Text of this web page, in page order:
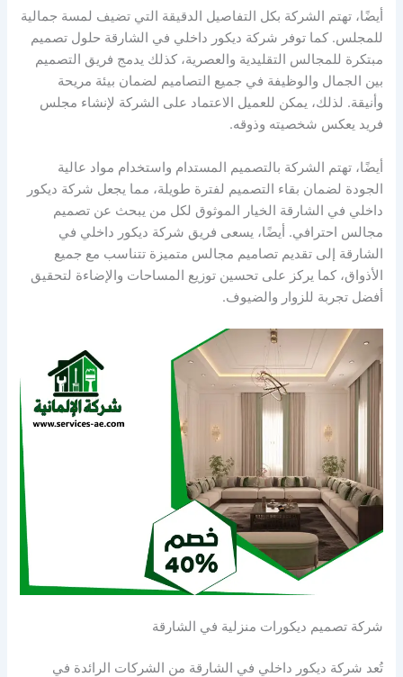
أيضًا، تهتم الشركة بكل التفاصيل الدقيقة التي تضيف لمسة جمالية
للمجلس. كما توفر شركة ديكور داخلي في الشارقة حلول تصميم
مبتكرة للمجالس التقليدية والعصرية، كذلك يدمج فريق التصميم
بين الجمال والوظيفة في جميع التصاميم لضمان بيئة مريحة
وأنيقة. لذلك، يمكن للعميل الاعتماد على الشركة لإنشاء مجلس
فريد يعكس شخصيته وذوقه.
أيضًا، تهتم الشركة بالتصميم المستدام واستخدام مواد عالية
الجودة لضمان بقاء التصميم لفترة طويلة، مما يجعل شركة ديكور
داخلي في الشارقة الخيار الموثوق لكل من يبحث عن تصميم
مجالس احترافي. أيضًا، يسعى فريق شركة ديكور داخلي في
الشارقة إلى تقديم تصاميم مجالس متميزة تتناسب مع جميع
الأذواق، كما يركز على تحسين توزيع المساحات والإضاءة لتحقيق
أفضل تجربة للزوار والضيوف.
شركة تصميم ديكورات منزلية في الشارقة
تُعد شركة ديكور داخلي في الشارقة من الشركات الرائدة في